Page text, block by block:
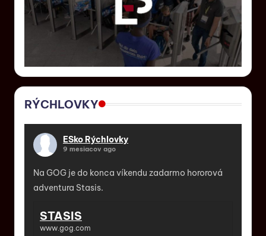
RÝCHLOVKY
ESko Rýchlovky
9 mesiacov ago
Na GOG je do konca víkendu zadarmo hororová
adventura Stasis.
STASIS
www.gog.com